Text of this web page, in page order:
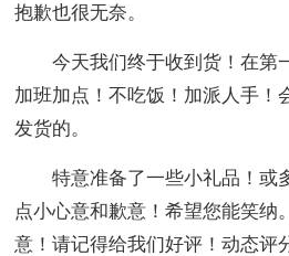
抱歉也很无奈。
今天我们终于收到货！在第
加班加点！不吃饭！加派人手！
发货的。
特意准备了一些小礼品！或
点小心意和歉意！希望您能笑纳
意！请记得给我们好评！动态评